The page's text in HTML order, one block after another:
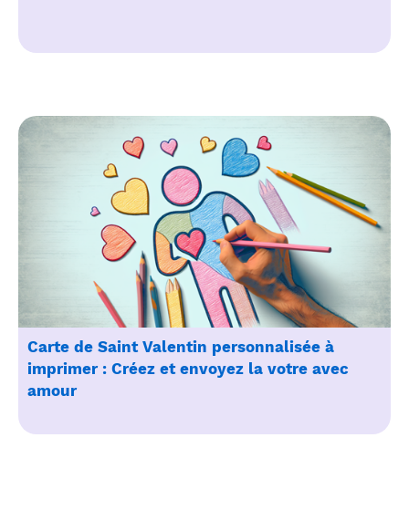
Carte de Saint Valentin personnalisée à
imprimer : Créez et envoyez la votre avec
amour